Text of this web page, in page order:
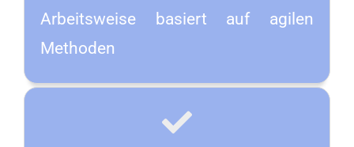
Arbeitsweise basiert auf agilen
Methoden